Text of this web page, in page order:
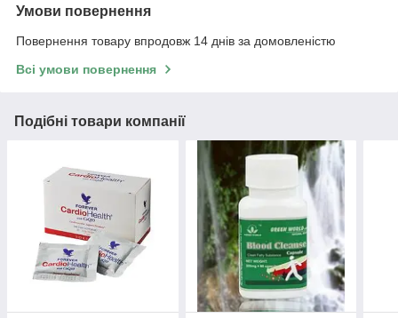
Умови повернення
Повернення товару впродовж 14 днів за домовленістю
Всі умови повернення
Подібні товари компанії